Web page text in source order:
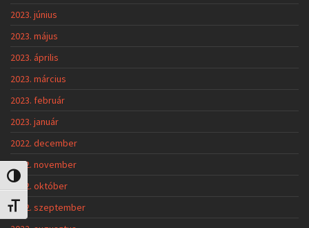
Nagy kontraszt váltása
Betűméret váltása
2023. június
2023. május
2023. április
2023. március
2023. február
2023. január
2022. december
2022. november
2022. október
2022. szeptember